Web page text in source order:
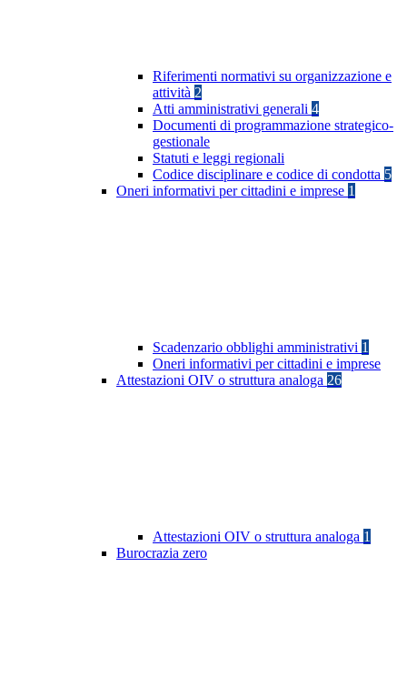
Riferimenti normativi su organizzazione e
attività 2
Atti amministrativi generali 4
Documenti di programmazione strategico-
gestionale
Statuti e leggi regionali
Codice disciplinare e codice di condotta 5
Oneri informativi per cittadini e imprese 1
Scadenzario obblighi amministrativi 1
Oneri informativi per cittadini e imprese
Attestazioni OIV o struttura analoga 26
Attestazioni OIV o struttura analoga 1
Burocrazia zero